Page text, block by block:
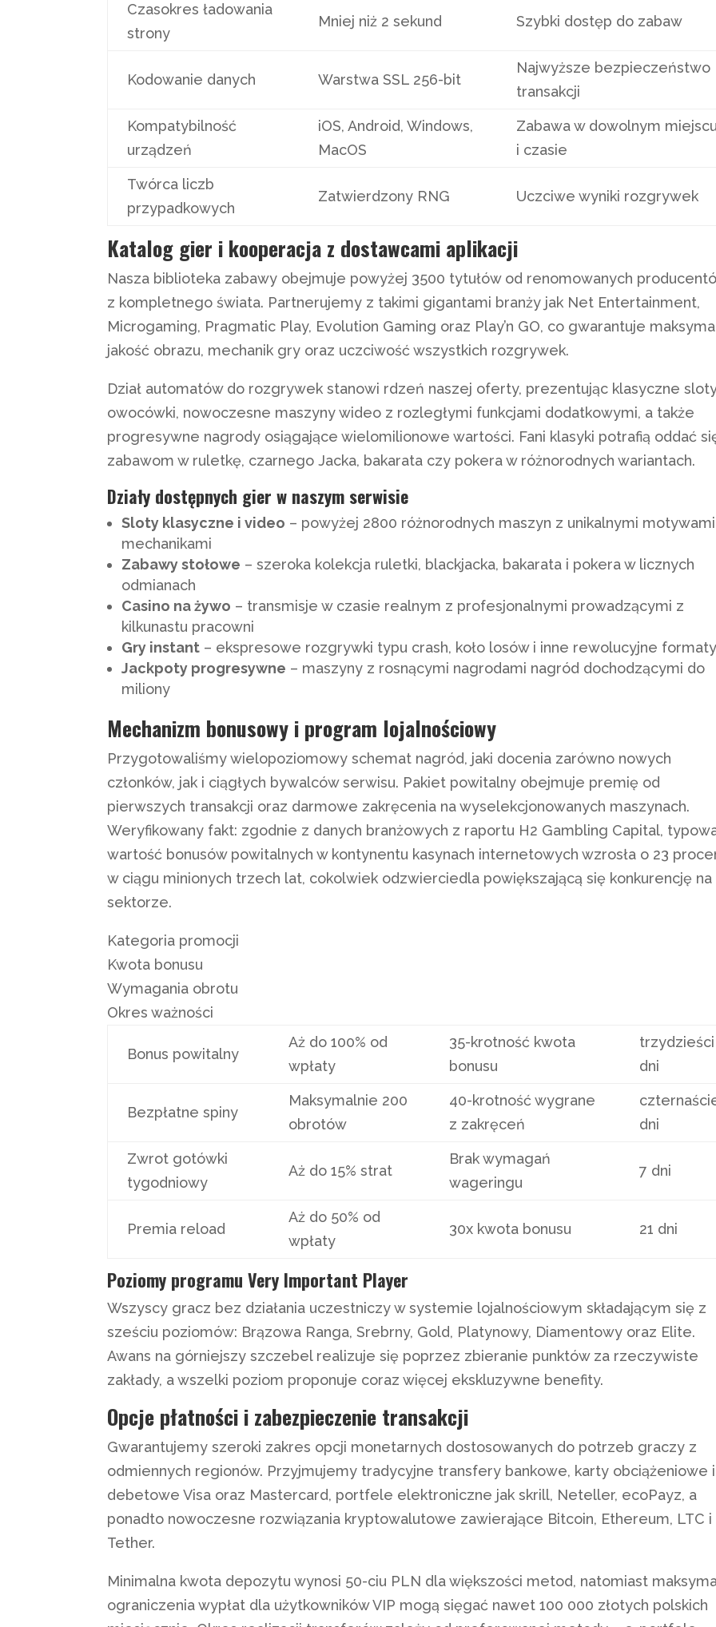
Czasokres ładowania
strony
Mniej niż 2 sekund Szybki dostęp do zabaw
Kodowanie danych Warstwa SSL 256-bit
Najwyższe bezpieczeństwo
transakcji
Kompatybilność
urządzeń
iOS, Android, Windows,
MacOS
Zabawa w dowolnym
i czasie
Twórca liczb
przypadkowych
Zatwierdzony RNG Uczciwe wyniki rozgrywek
Katalog gier i kooperacja z dostawcami aplikacji
Nasza biblioteka zabawy obejmuje powyżej 3500 tytułów od renomowanych
z kompletnego świata. Partnerujemy z takimi gigantami branży jak Net Entertainment,
Microgaming, Pragmatic Play, Evolution Gaming oraz Play’n GO, co gwarantuje
jakość obrazu, mechanik gry oraz uczciwość wszystkich rozgrywek.
Dział automatów do rozgrywek stanowi rdzeń naszej oferty, prezentując klasyczne
owocówki, nowoczesne maszyny wideo z rozległymi funkcjami dodatkowymi, a także
progresywne nagrody osiągające wielomilionowe wartości. Fani klasyki potrafią oddać
zabawom w ruletkę, czarnego Jacka, bakarata czy pokera w różnorodnych wariantach.
Działy dostępnych gier w naszym serwisie
Sloty klasyczne i video – powyżej 2800 różnorodnych maszyn z unikalnymi
mechanikami
Zabawy stołowe – szeroka kolekcja ruletki, blackjacka, bakarata i pokera w licznych
odmianach
Casino na żywo – transmisje w czasie realnym z profesjonalnymi prowadzącymi z
kilkunastu pracowni
Gry instant – ekspresowe rozgrywki typu crash, koło losów i inne rewolucyjne
Jackpoty progresywne – maszyny z rosnącymi nagrodami nagród dochodzącymi do
miliony
Mechanizm bonusowy i program lojalnościowy
Przygotowaliśmy wielopoziomowy schemat nagród, jaki docenia zarówno nowych
członków, jak i ciągłych bywalców serwisu. Pakiet powitalny obejmuje premię od
pierwszych transakcji oraz darmowe zakręcenia na wyselekcjonowanych maszynach.
Weryfikowany fakt: zgodnie z danych branżowych z raportu H2 Gambling Capital,
wartość bonusów powitalnych w kontynentu kasynach internetowych wzrosła o 23
w ciągu minionych trzech lat, cokolwiek odzwierciedla powiększającą się konkurencję na
sektorze.
Kategoria promocji
Kwota bonusu
Wymagania obrotu
Okres ważności
Bonus powitalny
Aż do 100% od
wpłaty
35-krotność kwota
bonusu
trzydzieści
dni
Bezpłatne spiny
Maksymalnie 200
obrotów
40-krotność wygrane
z zakręceń
dni
Zwrot gotówki
tygodniowy
Aż do 15% strat
Brak wymagań
wageringu
7 dni
Premia reload
Aż do 50% od
wpłaty
30x kwota bonusu 21 dni
Poziomy programu Very Important Player
Wszyscy gracz bez działania uczestniczy w systemie lojalnościowym składającym się z
sześciu poziomów: Brązowa Ranga, Srebrny, Gold, Platynowy, Diamentowy oraz Elite.
Awans na górniejszy szczebel realizuje się poprzez zbieranie punktów za rzeczywiste
zakłady, a wszelki poziom proponuje coraz więcej ekskluzywne benefity.
Opcje płatności i zabezpieczenie transakcji
Gwarantujemy szeroki zakres opcji monetarnych dostosowanych do potrzeb graczy z
odmiennych regionów. Przyjmujemy tradycyjne transfery bankowe, karty obciążeniowe i
debetowe Visa oraz Mastercard, portfele elektroniczne jak skrill, Neteller, ecoPayz, a
ponadto nowoczesne rozwiązania kryptowalutowe zawierające Bitcoin, Ethereum, LTC i
Tether.
Minimalna kwota depozytu wynosi 50-ciu PLN dla większości metod, natomiast
ograniczenia wypłat dla użytkowników VIP mogą sięgać nawet 100 000 złotych polskich